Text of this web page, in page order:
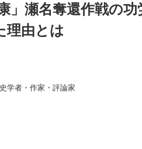
」瀬名奪還作戦の
理由とは
学者・作家・評論家